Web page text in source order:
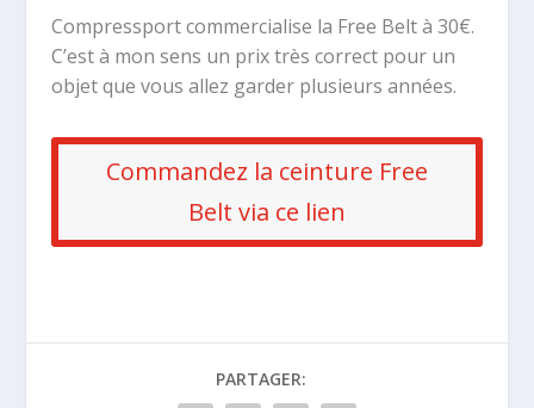
Compressport commercialise la Free Belt à 30€.
C’est à mon sens un prix très correct pour un
objet que vous allez garder plusieurs années.
Commandez la ceinture Free
Belt via ce lien
PARTAGER: